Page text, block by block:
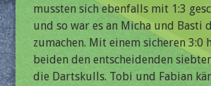
mussten sich ebenfalls mit 1:3
und so war es an Micha und Basti
zumachen. Mit einem sicheren 3:0
beiden den entscheidenden
die Dartskulls. Tobi und Fabian